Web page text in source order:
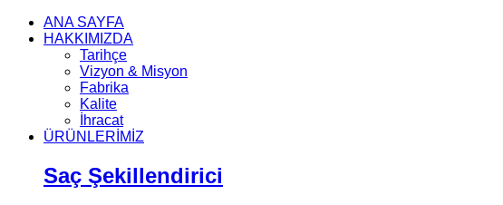
ANA SAYFA
HAKKIMIZDA
Tarihçe
Vizyon & Misyon
Fabrika
Kalite
İhracat
ÜRÜNLERİMİZ
Saç Şekillendirici